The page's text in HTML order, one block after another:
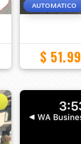
AUTOMATICO
$